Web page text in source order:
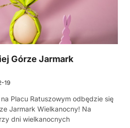
Górze Jarmark
19
Placu Ratuszowym odbędzie się
Jarmark Wielkanocny! Na
dni wielkanocnych